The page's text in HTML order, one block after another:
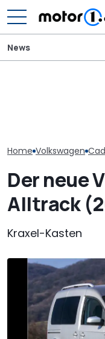
News
Home Volkswagen
Der neue
Alltrack
Kraxel-Kasten